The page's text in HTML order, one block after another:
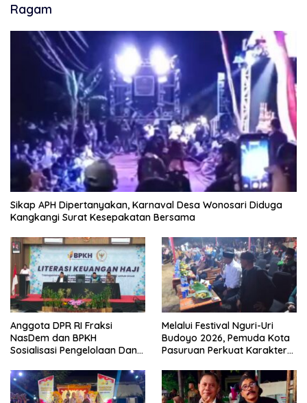
Ragam
Sikap APH Dipertanyakan, Karnaval Desa Wonosari Diduga
Kangkangi Surat Kesepakatan Bersama
Anggota DPR RI Fraksi
NasDem dan BPKH
Sosialisasi Pengelolaan Dana
Melalui Festival Nguri-Uri
Budoyo 2026, Pemuda Kota
Pasuruan Perkuat Karakter
Narkoba